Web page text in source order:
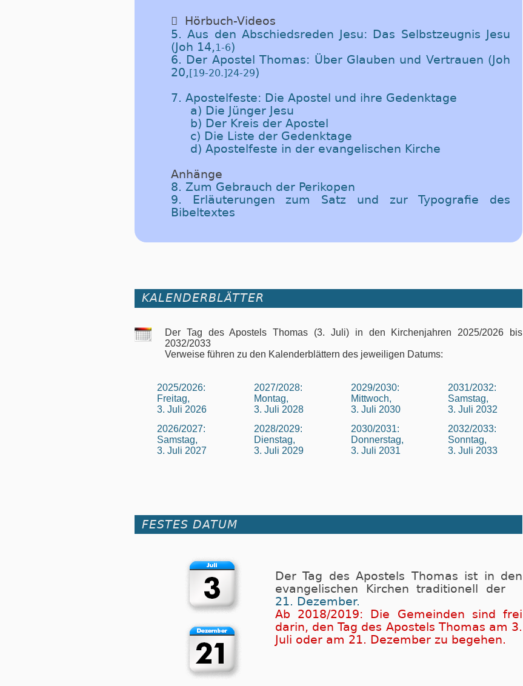
 Hörbuch-Videos
5. Aus den Abschiedsreden Jesu: Das Selbstzeugnis Jesu
(Joh 14,1-6)
6. Der Apostel Thomas: Über Glauben und Vertrauen (Joh
20,[19-20.]24-29)
7. Apostelfeste: Die Apostel und ihre Gedenktage
a) Die Jünger Jesu
b) Der Kreis der Apostel
c) Die Liste der Gedenktage
d) Apostelfeste in der evangelischen Kirche
Anhänge
8. Zum Gebrauch der Perikopen
9. Erläuterungen zum Satz und zur Typografie des
Bibeltextes
KALENDERBLÄTTER
Der Tag des Apostels Thomas (3. Juli) in den Kirchenjahren 2025/2026 bis
2032/2033
Verweise führen zu den Kalenderblättern des jeweiligen Datums:
2025/2026:
Freitag,
3. Juli 2026
2026/2027:
Samstag,
3. Juli 2027
2027/2028:
Montag,
3. Juli 2028
2028/2029:
Dienstag,
3. Juli 2029
2029/2030:
Mittwoch,
3. Juli 2030
2030/2031:
Donnerstag,
3. Juli 2031
2031/2032:
Samstag,
3. Juli 2032
2032/2033:
Sonntag,
3. Juli 2033
FESTES DATUM
Der Tag des Apostels Thomas ist in den
evangelischen Kirchen traditionell der
21. Dezember.
Ab 2018/2019: Die Gemeinden sind frei
darin, den Tag des Apostels Thomas am 3.
Juli oder am 21. Dezember zu begehen.